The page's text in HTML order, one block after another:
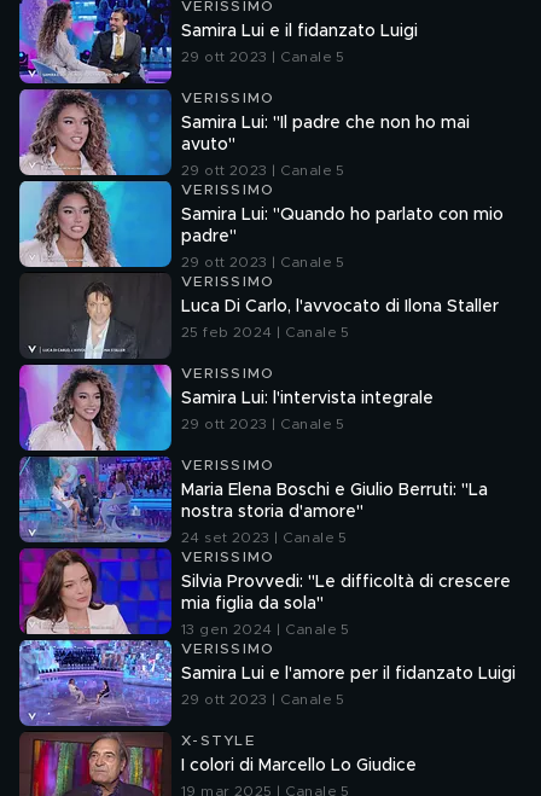
VERISSIMO
Samira Lui e il fidanzato Luigi
29 ott 2023 | Canale 5
VERISSIMO
Samira Lui: "Il padre che non ho mai
avuto"
29 ott 2023 | Canale 5
VERISSIMO
Samira Lui: "Quando ho parlato con mio
padre"
29 ott 2023 | Canale 5
VERISSIMO
Luca Di Carlo, l'avvocato di Ilona Staller
25 feb 2024 | Canale 5
VERISSIMO
Samira Lui: l'intervista integrale
29 ott 2023 | Canale 5
VERISSIMO
Maria Elena Boschi e Giulio Berruti: "La
nostra storia d'amore"
24 set 2023 | Canale 5
VERISSIMO
Silvia Provvedi: "Le difficoltà di crescere
mia figlia da sola"
13 gen 2024 | Canale 5
VERISSIMO
Samira Lui e l'amore per il fidanzato Luigi
29 ott 2023 | Canale 5
X-STYLE
I colori di Marcello Lo Giudice
19 mar 2025 | Canale 5